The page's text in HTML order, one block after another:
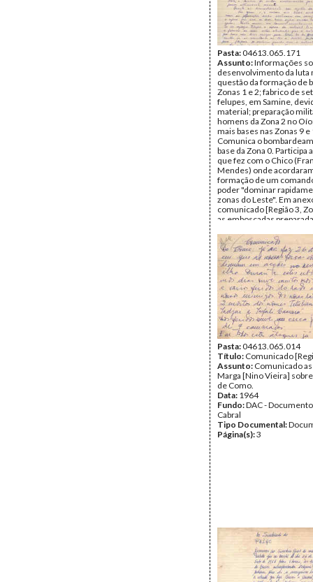
Pasta:04613.065.171
Assunto:Informações
desenvolvimento da luta
questão da formação de
Zonas 1 e 2; fabrico de
felupes, em Samine,
material; preparação
homens da Zona 2 no
mais bases nas Zonas 9 e
Comunica o
base da Zona 0. Participa
que fez com o Chico
Mendes) onde
formação de um
poder "dominar
zonas do Leste". Em
comunicado [Região 3,
as emboscadas
Talico e Tambato,
a 2 km da vila de Bissorã.
Remetente:Ambrósio
(Osvaldo Vieira)
Destinatário:Amílcar
Secretário Geral do
Data: Domingo, 10 de
1963
Fundo:DAC -
Cabral
Tipo Documental:
Página(s):3
Pasta:04613.065.014
Título: Comunicado
Assunto: Comunicado
Marga [Nino Vieira] sobre
de Como.
Data: 1964
Fundo:DAC -
Cabral
Tipo Documental:
Página(s):3